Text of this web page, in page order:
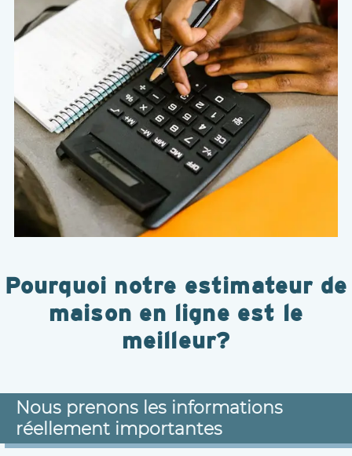
Pourquoi notre estimateur de
maison en ligne est le
meilleur?
Nous prenons les informations
réellement importantes